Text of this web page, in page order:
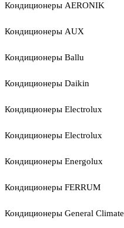
Кондиционеры AERONIK
Кондиционеры AUX
Кондиционеры Ballu
Кондиционеры Daikin
Кондиционеры Electrolux
Кондиционеры Electrolux
Кондиционеры Energolux
Кондиционеры FERRUM
Кондиционеры General Climate